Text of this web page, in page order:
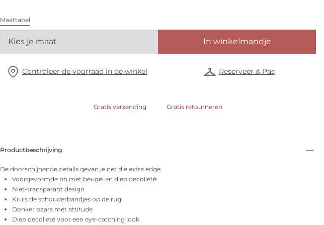
Maattabel
Kies je maat In winkelmandje
Controleer de voorraad in de winkel Reserveer & Pas
Gratis verzending Gratis retourneren
Productbeschrijving
De doorschijnende details geven je net die extra edge.
Voorgevormde bh met beugel en diep decolleté
Niet-transparant design
Kruis de schouderbandjes op de rug
Donker paars met attitude
Diep decolleté voor een eye-catching look